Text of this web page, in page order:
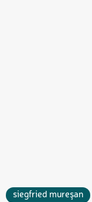
siegfried mureşan